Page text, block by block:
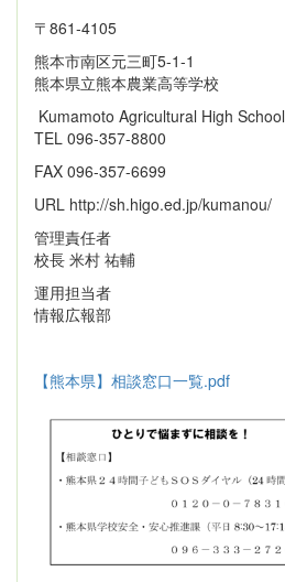
〒861‐4105
熊本市南区元三町5-1-1
熊本県立熊本農業高等学校
Kumamoto Agricultural High School
TEL 096-357-8800
FAX 096-357-6699
URL http://sh.higo.ed.jp/kumanou/
管理責任者
校長 米村 祐輔
運用担当者
情報広報部
【熊本県】相談窓口一覧.pdf